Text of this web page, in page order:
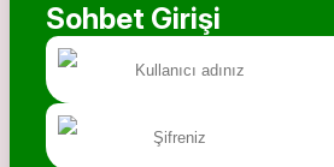
Sohbet Girişi